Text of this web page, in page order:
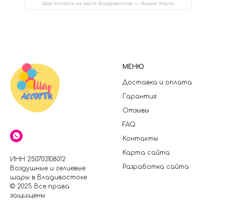
Шар Ассорти на карте Владивостока — Яндекс Карты
ИНН 250703108012
Воздушные и гелиевые
шары в Владивостоке
© 2025 Все права
защищены
МЕНЮ
Доставка и оплата
Гарантия
Отзывы
FAQ
Контакты
Карта сайта
Разработка сайта